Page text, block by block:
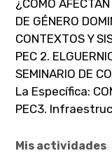
¿CÓMO
DE GÉNERO
CONTEXTOS Y
PEC 2.
SEMINARIO DE
La Específica:
PEC3.
Mis actividades